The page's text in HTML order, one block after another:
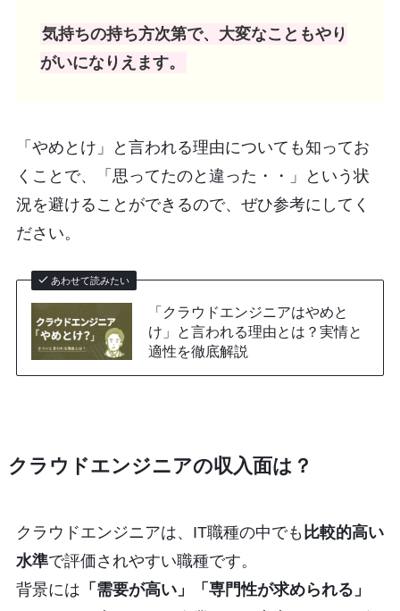
気持ちの持ち方次第で、大変なこともやり
がいになりえます。
「やめとけ」と言われる理由についても知ってお
くことで、「思ってたのと違った・・」という状
況を避けることができるので、ぜひ参考にしてく
ださい。
あわせて読みたい
「クラウドエンジニアはやめと
け」と言われる理由とは？実情と
適性を徹底解説
クラウドエンジニアの収入面は？
クラウドエンジニアは、IT職種の中でも 比較的高い
水準で評価されやすい職種です。
背景には 「需要が高い」「専門性が求められる」